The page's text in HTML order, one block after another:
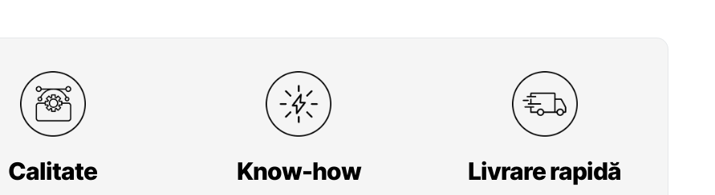
Calitate Know-how Livrarerapidă